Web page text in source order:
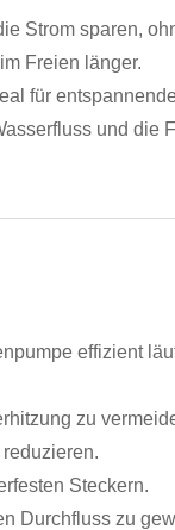
Strom sparen,
Freien länger.
für
und die
effizient
zu
Steckern.
Durchfluss zu